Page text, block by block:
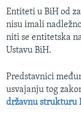
Entiteti u BiH od
nisu imali
niti se entitetska
Ustavu BiH.
Predstavnici
usvajanju tog
državnu strukturu